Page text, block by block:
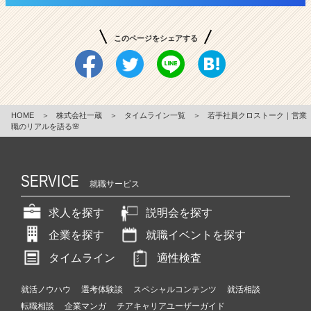
このページをシェアする
HOME ＞ 株式会社一蔵 ＞ タイムライン一覧 ＞
若手社員クロストーク｜営業
職のリアルを語る🌸
SERVICE 就職サービス
求人を探す
説明会を探す
企業を探す
就職イベントを探す
タイムライン
適性検査
就活ノウハウ 選考体験談 スペシャルコンテンツ
就活相談
転職相談
企業マンガ チアキャリアユーザーガイド